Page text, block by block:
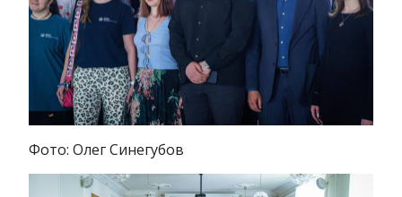
Фото: Олег Синегубов